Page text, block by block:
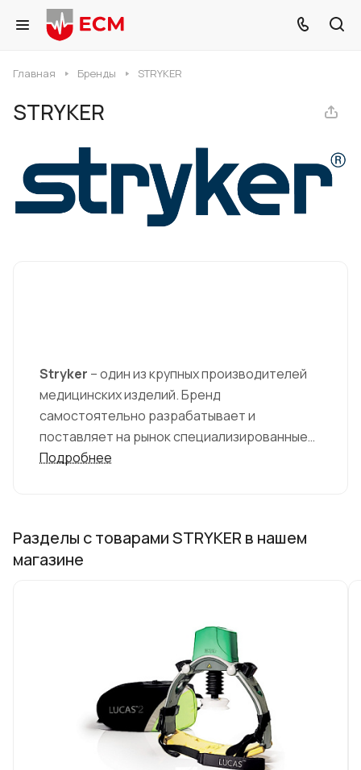
Главная Бренды STRYKER
STRYKER
Stryker – один из крупных производителей
медицинских изделий. Бренд
самостоятельно разрабатывает и
поставляет на рынок специализированные
хирургические приборы, а
оборудование для эндоскопического
исследования, системы цифрового
Подробнее
Разделы с товарами STRYKER в нашем
магазине